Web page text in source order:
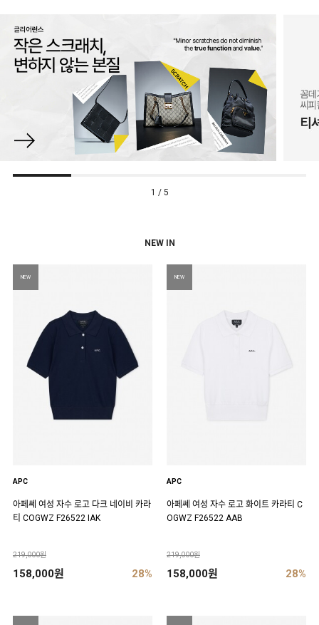
1 / 5
NEW IN
NEW
APC
아페쎄 여성 자수 로고 다크 네이비 카라
티 COGWZ F26522 IAK
219,000원
158,000원 28%
NEW
APC
아페쎄 여성 자수 로고 화이트 카라티 C
OGWZ F26522 AAB
219,000원
158,000원 28%